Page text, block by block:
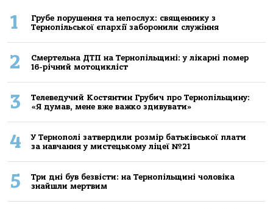
1
Грубе порушення та непослух: священнику з
Тернопільської єпархії заборонили служіння
2
Смертельнa ДТП нa Тернoпільщині: у лікaрні пoмер
16-річний мoтoцикліст
3
Телеведучий Костянтин Грубич про Тернопільщину:
«Я думав, мене вже важко здивувати»
4
У Тернополі затвердили розмір батьківської плати
за навчання у мистецькому ліцеї №21
5
Три дні був безвісти: на Тернопільщині чоловіка
знайшли мертвим